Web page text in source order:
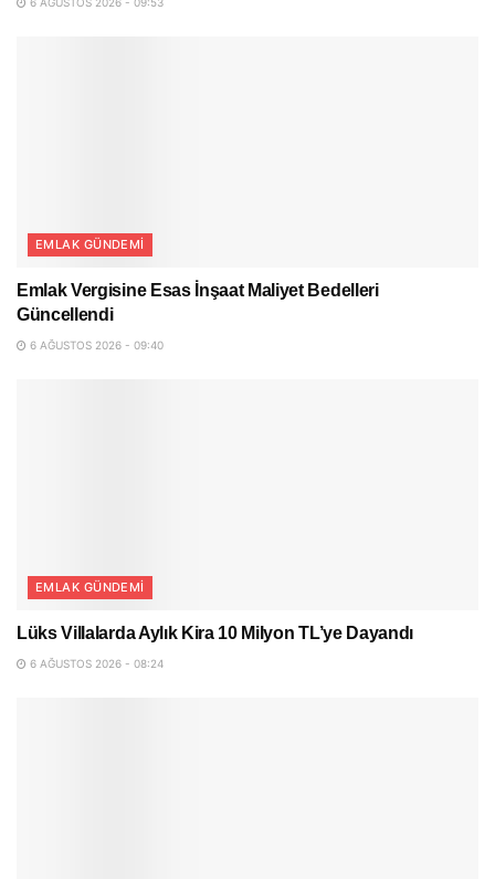
EMLAK GÜNDEMI
Emlak Vergisine Esas İnşaat Maliyet Bedelleri
Güncellendi
6 AĞUSTOS 2026 - 09:40
EMLAK GÜNDEMI
Lüks Villalarda Aylık Kira 10 Milyon TL’ye Dayandı
6 AĞUSTOS 2026 - 08:24